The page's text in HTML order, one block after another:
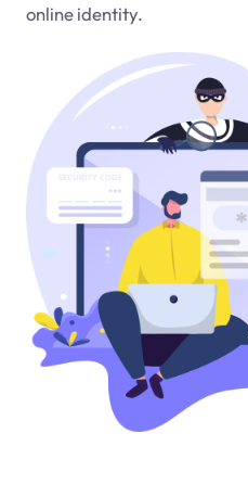
online identity.